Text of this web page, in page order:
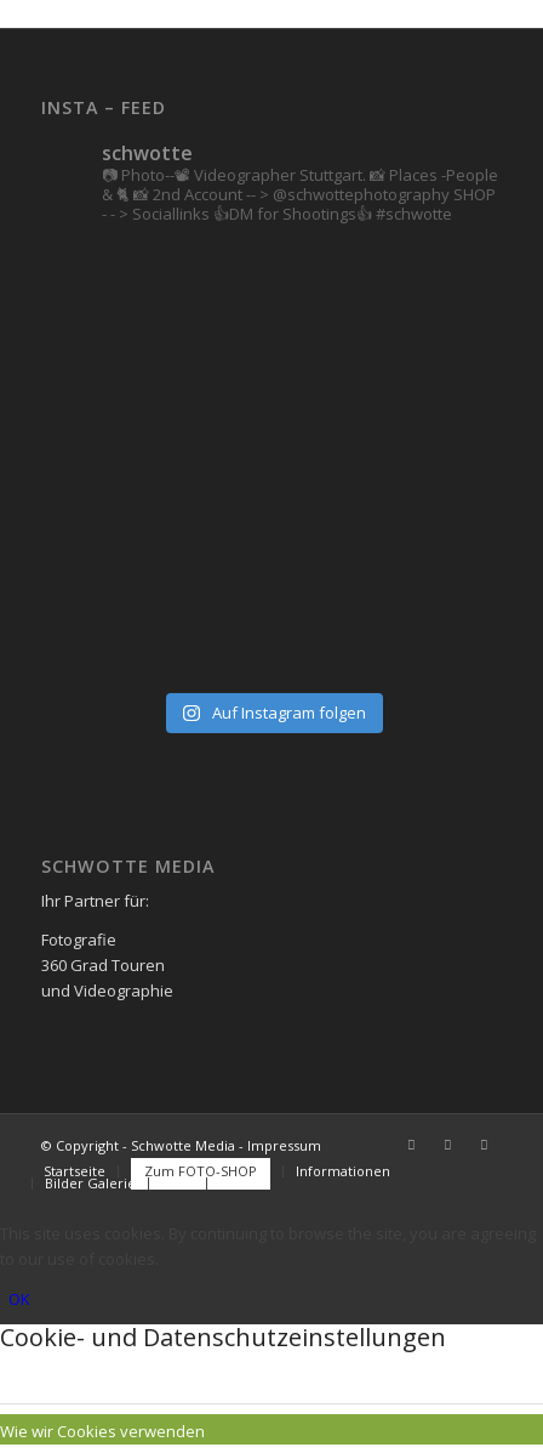
INSTA – FEED
schwotte
📷 Photo--📽️ Videographer Stuttgart. 📸 Places -People
& 🐈 📸 2nd Account-- > @schwottephotography SHOP
- - > Sociallinks 👍DM for Shootings👍 #schwotte
Auf Instagram folgen
SCHWOTTE MEDIA
Ihr Partner für:
Fotografie
360 Grad Touren
und Videographie
© Copyright - Schwotte Media - Impressum
Startseite
Zum FOTO-SHOP Informationen
Bilder Galerie
OK
Cookie- und Datenschutzeinstellungen
Wie wir Cookies verwenden